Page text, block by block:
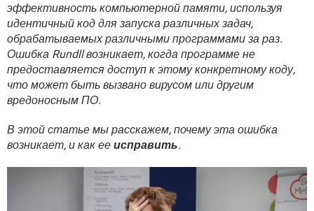
ВИДЕО GOOGLE
YANDEX
WINDOWS 10
ВИДЕО GOOGLE
YANDEX
эффективность компьютерной памяти, используя
идентичный код для запуска различных задач,
обрабатываемых различными программами за раз.
Ошибка Rundll возникает, когда программе не
предоставляется доступ к этому конкретному коду,
что может быть вызвано вирусом или другим
вредоносным ПО.
В этой статье мы расскажем, почему эта ошибка
возникает, и как ее исправить.